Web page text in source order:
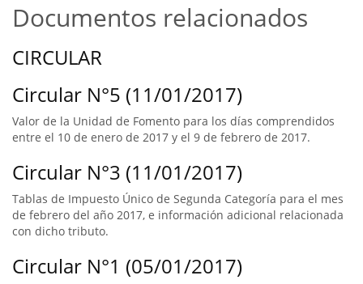
Documentos relacionados
CIRCULAR
Circular N°5 (11/01/2017)
Valor de la Unidad de Fomento para los días comprendidos
entre el 10 de enero de 2017 y el 9 de febrero de 2017.
Circular N°3 (11/01/2017)
Tablas de Impuesto Único de Segunda Categoría para el mes
de febrero del año 2017, e información adicional relacionada
con dicho tributo.
Circular N°1 (05/01/2017)